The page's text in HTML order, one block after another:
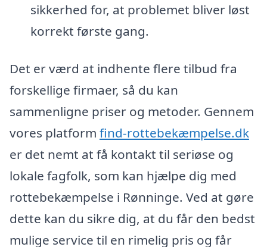
sikkerhed for, at problemet bliver løst
korrekt første gang.
Det er værd at indhente flere tilbud fra
forskellige firmaer, så du kan
sammenligne priser og metoder. Gennem
vores platform find-rottebekæmpelse.dk
er det nemt at få kontakt til seriøse og
lokale fagfolk, som kan hjælpe dig med
rottebekæmpelse i Rønninge. Ved at gøre
dette kan du sikre dig, at du får den bedst
mulige service til en rimelig pris og får